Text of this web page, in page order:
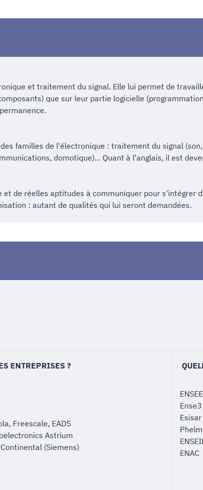
et traitement du signal. Elle lui permet de
que sur leur partie logicielle
familles de l'électronique : traitement du signal
domotique)... Quant à l'anglais, il est
de réelles aptitudes à communiquer pour s'intégrer
: autant de qualités qui lui seront demandées.
ENTREPRISES ?
Freescale, EADS
Astrium
(Siemens)
Ense3
Esisar
ENAC